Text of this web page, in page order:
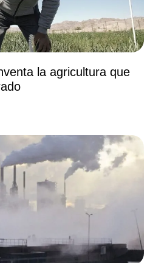
la agricultura que